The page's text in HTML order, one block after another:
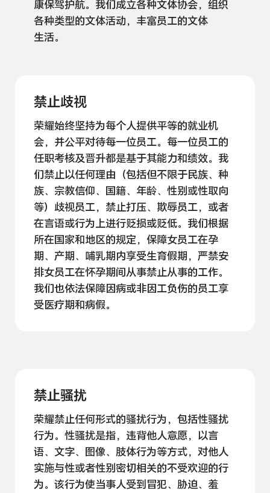
康保驾护航。我们成立各种文体协会，组织
各种类型的文体活动，丰富员工的文体
生活。
禁止歧视
荣耀始终坚持为每个人提供平等的就业机
会，并公平对待每一位员工。每一位员工的
任职考核及晋升都是基于其能力和绩效。我
们禁止以任何理由（包括但不限于民族、种
族、宗教信仰、国籍、年龄、性别或性取向
等）歧视员工，禁止打压、欺辱员工，或者
在言语或行为上进行贬损或贬低。我们根据
所在国家和地区的规定，保障女员工在孕
期、产期、哺乳期内享受生育假期，严禁安
排女员工在怀孕期间从事禁止从事的工作。
我们也依法保障因病或非因工负伤的员工享
受医疗期和病假。
禁止骚扰
荣耀禁止任何形式的骚扰行为，包括性骚扰
行为。性骚扰是指，违背他人意愿，以言
语、文字、图像、肢体行为等方式，对他人
实施与性或者性别密切相关的不受欢迎的行
为。该行为使当事人受到冒犯、胁迫、羞